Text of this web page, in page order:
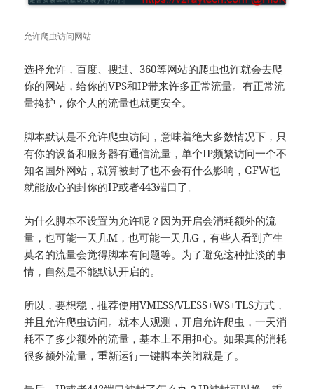
允许爬虫访问网站
选择允许，百度、搜过、360等网站的爬虫也许就会去爬
你的网站，给你的VPS和IP带来许多正常流量。有正常流
量掩护，你个人的流量也就更安全。
脚本默认是不允许爬虫访问，意味着绝大多数情况下，只
有你的设备和服务器有通信流量，单个IP频繁访问一个不
知名国外网站，就算被封了也不会有什么影响，GFW也
就能放心的封你的IP或者443端口了。
为什么脚本不设置为允许呢？因为开启会消耗额外的流
量，也可能一天几M，也可能一天几G，有些人看到产生
莫名的流量会觉得脚本有问题等。为了避免这种扯淡的事
情，自然是不能默认开启的。
所以，要想稳，推荐使用VMESS/VLESS+WS+TLS方式，
并且允许爬虫访问。就本人观测，开启允许爬虫，一天消
耗不了多少额外的流量，基本上不用担心。如果真的消耗
很多额外流量，重新运行一键脚本关闭就是了。